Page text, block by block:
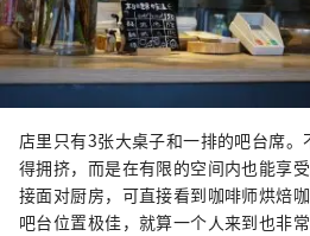
店里只有3张大桌子和一排的吧台席
得拥挤，而是在有限的空间内也能享
接面对厨房，可直接看到咖啡师烘焙
吧台位置极佳，就算一个人来到也非